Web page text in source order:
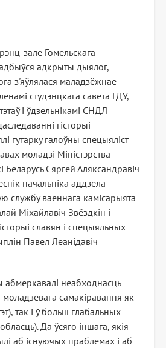
зале Гомельскага
адбыўся адкрыты дыялог,
з'яўлялася маладзёжнае
студэнцкага савета ГДУ,
і ўдзельнікамі СНДЛ
гісторыі
гутарку галоўны спецыяліст
моладзі Міністэрства
Беларусь Сяргей Аляксандравіч
начальніка аддзела
службу ваеннага камісарыята
Міхайлавіч Звёздкін і
славян і спецыяльных
Павел Леанідавіч
абмеркавалі неабходнасць
самакіравання як
так і ў больш глабальных
Да ўсяго іншага, якія
аб існуючых праблемах і аб